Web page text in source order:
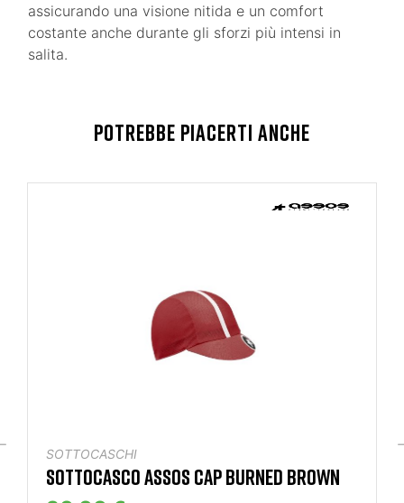
assicurando una visione nitida e un comfort
costante anche durante gli sforzi più intensi in
salita.
POTREBBE PIACERTI ANCHE
SOTTOCASCHI
SOTTOCASCO ASSOS CAP BURNED BROWN